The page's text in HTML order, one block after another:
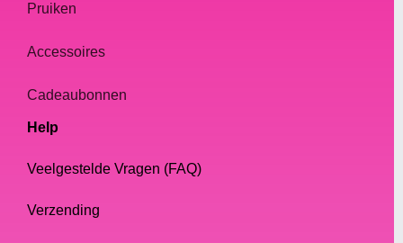
Pruiken
Accessoires
Cadeaubonnen
Help
Veelgestelde Vragen (FAQ)
Verzending